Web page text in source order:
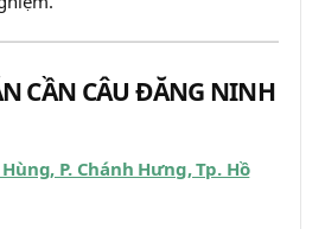
CẦN CÂU ĐĂNG NINH
P. Chánh Hưng, Tp. Hồ